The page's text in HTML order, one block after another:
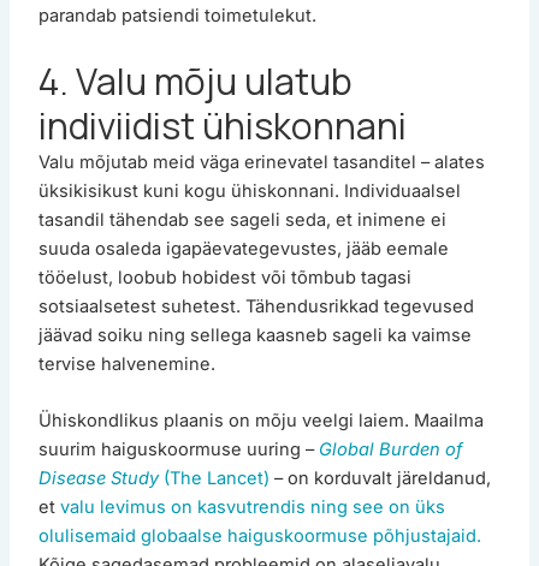
parandab patsiendi toimetulekut.
4. Valu mõju ulatub
indiviidist ühiskonnani
Valu mõjutab meid väga erinevatel tasanditel – alates
üksikisikust kuni kogu ühiskonnani. Individuaalsel
tasandil tähendab see sageli seda, et inimene ei
suuda osaleda igapäevategevustes, jääb eemale
tööelust, loobub hobidest või tõmbub tagasi
sotsiaalsetest suhetest. Tähendusrikkad tegevused
jäävad soiku ning sellega kaasneb sageli ka vaimse
tervise halvenemine.
Ühiskondlikus plaanis on mõju veelgi laiem. Maailma
suurim haiguskoormuse uuring – Global Burden of
Disease Study(The Lancet) – on korduvalt järeldanud,
et valu levimus on kasvutrendis ning see on üks
olulisemaid globaalse haiguskoormuse põhjustajaid.